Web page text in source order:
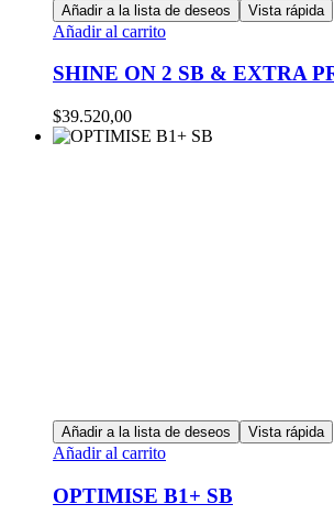
Añadir a la lista de deseos Vista rápida
Añadir al carrito
SHINE ON 2 SB & EXTRA
$39.520,00
Añadir a la lista de deseos Vista rápida
Añadir al carrito
OPTIMISE B1+ SB